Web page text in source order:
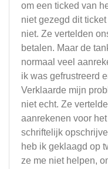
om een ​​ticked van
niet gezegd dit
niet. Ze vertelden
betalen. Maar de
normaal veel
ik was gefrustreerd
Verklaarde mijn
niet echt. Ze
aanrekenen voor
schriftelijk
heb ik geklaagd op
ze me niet helpen,